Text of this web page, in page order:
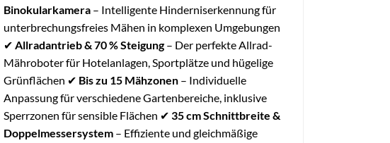
Binokularkamera – Intelligente Hinderniserkennung für
unterbrechungsfreies Mähen in komplexen Umgebungen
✔Allradantrieb & 70 % Steigung– Der perfekte Allrad-
Mähroboter für Hotelanlagen, Sportplätze und hügelige
Grünflächen ✔ Bis zu 15 Mähzonen – Individuelle
Anpassung für verschiedene Gartenbereiche, inklusive
Sperrzonen für sensible Flächen ✔35 cm Schnittbreite &
Doppelmessersystem – Effiziente und gleichmäßige